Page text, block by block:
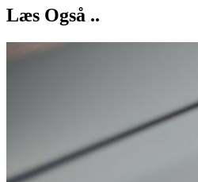
Læs Også ..